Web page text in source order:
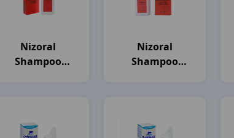
Nizoral
Shampoo
Nizoral
Shampoo